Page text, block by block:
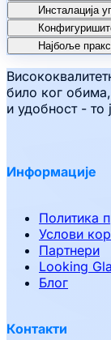
Инсталација
Најбоље
било ког
и удобност - то
Информације
Политика
Услови
Партнери
Looking
Блог
Контакти